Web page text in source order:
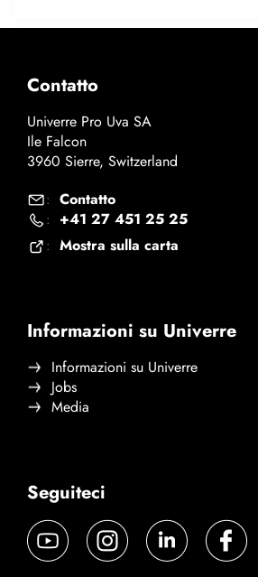
Contatto
Univerre Pro Uva SA
Ile Falcon
3960 Sierre, Switzerland
: Contatto
: +41 27 451 25 25
: Mostra sulla carta
Informazioni su Univerre
Informazioni su Univerre
Jobs
Media
Seguiteci